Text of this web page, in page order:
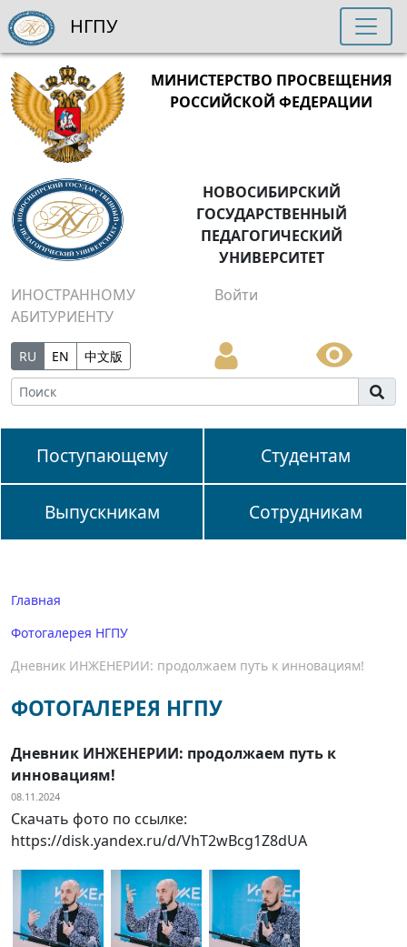
МИНИСТЕРСТВО ПРОСВЕЩЕНИЯ
РОССИЙСКОЙ ФЕДЕРАЦИИ
НОВОСИБИРСКИЙ
ГОСУДАРСТВЕННЫЙ
ПЕДАГОГИЧЕСКИЙ
УНИВЕРСИТЕТ
ИНОСТРАННОМУ
АБИТУРИЕНТУ
Войти
RU EN 中文版
Поступающему Студентам
Выпускникам Сотрудникам
НГПУ
Главная
Фотогалерея НГПУ
Дневник ИНЖЕНЕРИИ: продолжаем путь к инновациям!
ФОТОГАЛЕРЕЯ НГПУ
Дневник ИНЖЕНЕРИИ: продолжаем путь к
инновациям!
08.11.2024
Скачать фото по ссылке:
https://disk.yandex.ru/d/VhT2wBcg1Z8dUA